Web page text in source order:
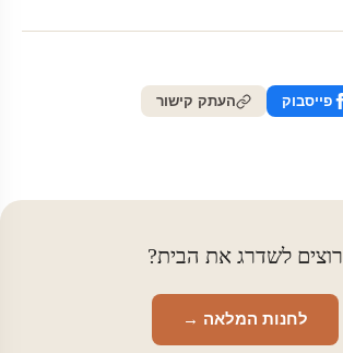
פייסבוק העתק קישור
רוצים לשדרג את הבית?
לחנות המלאה →